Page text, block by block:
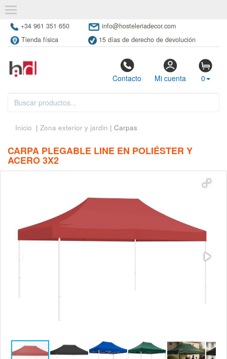
+34 961 351 650
info@hosteleriadecor.com
Tienda física
15 días de derecho de devolución
Contacto Mi cuenta 0
Inicio | Zona exterior y jardin | Carpas
CARPA PLEGABLE LINE EN POLIÉSTER Y
ACERO 3X2